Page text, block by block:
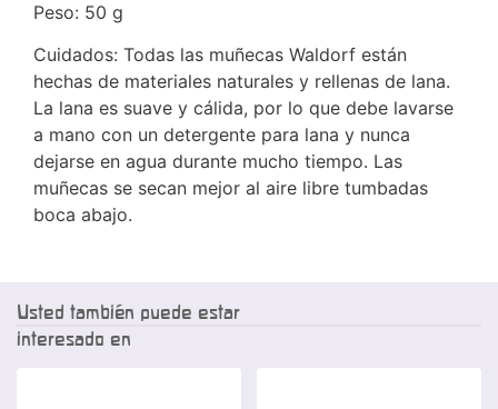
Peso: 50 g
Cuidados: Todas las muñecas Waldorf están
hechas de materiales naturales y rellenas de lana.
La lana es suave y cálida, por lo que debe lavarse
a mano con un detergente para lana y nunca
dejarse en agua durante mucho tiempo. Las
muñecas se secan mejor al aire libre tumbadas
boca abajo.
Usted también puede estar
interesado en